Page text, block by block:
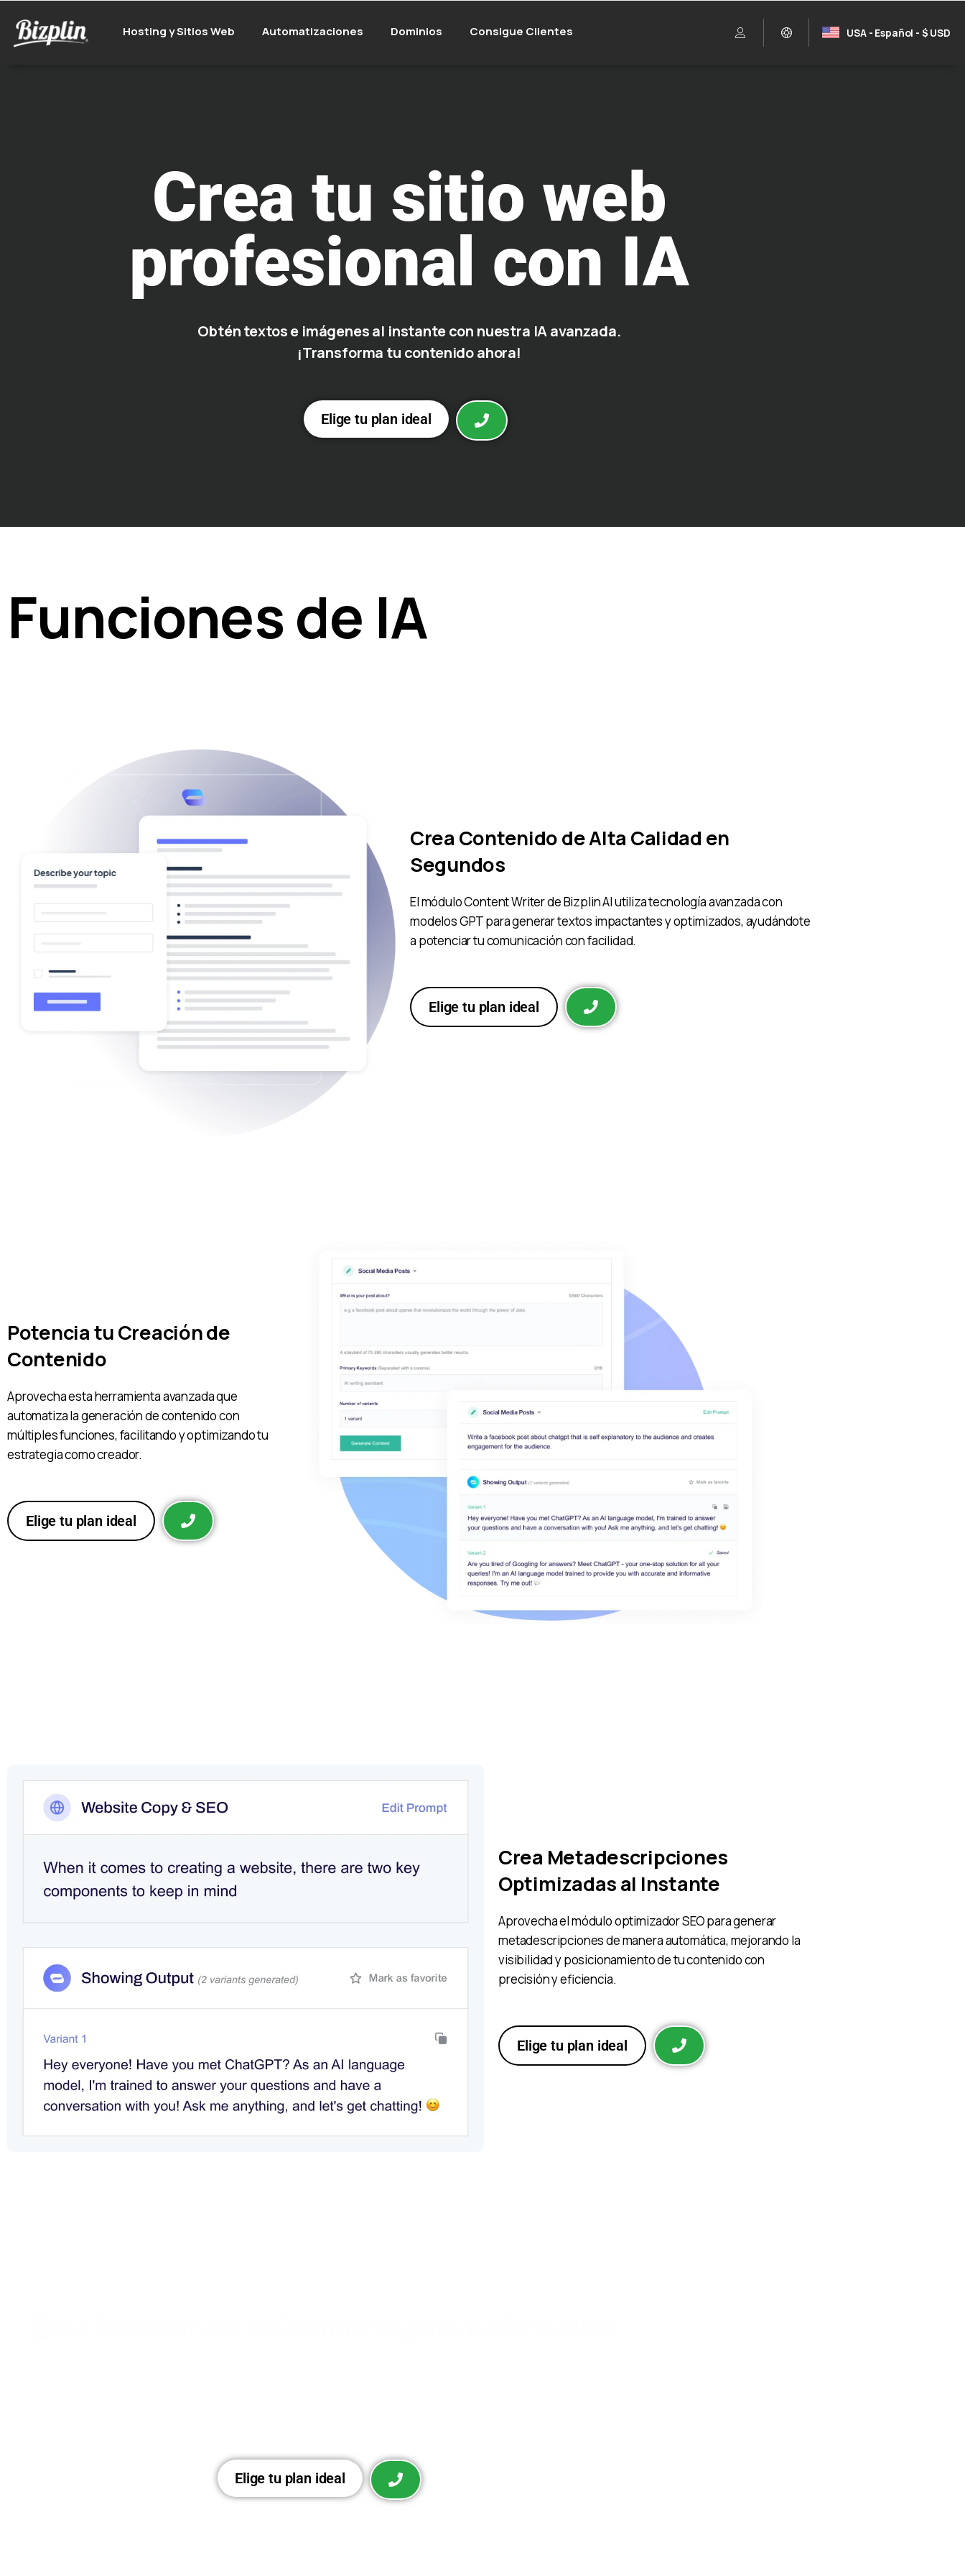
Hosting y Sitios Web Automatizaciones Dominios Consigue Clientes USA - Español - $ USD
Crea tu sitio web
profesional con IA
Obtén textos e imágenes al instante con nuestra IA avanzada.
¡Transforma tu contenido ahora!
Elige tu plan ideal
Funciones de IA
Crea Contenido de Alta Calidad en
Segundos
El módulo Content Writer de Bizplin AI utiliza tecnología avanzada con
modelos GPT para generar textos impactantes y optimizados, ayudándote
a potenciar tu comunicación con facilidad.
Elige tu plan ideal
Potencia tu Creación de
Contenido
Aprovecha esta herramienta avanzada que
automatiza la generación de contenido con
múltiples funciones, facilitando y optimizando tu
estrategia como creador.
Elige tu plan ideal
Crea Metadescripciones
Optimizadas al Instante
Aprovecha el módulo optimizador SEO para generar
metadescripciones de manera automática, mejorando la
visibilidad y posicionamiento de tu contenido con
precisión y eficiencia.
Elige tu plan ideal
Elige tu plan ideal